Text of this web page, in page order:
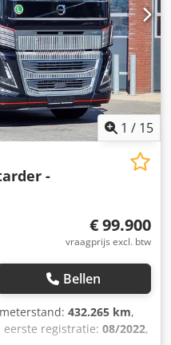
1 / 15
-
€ 99.900
vraagprijs excl. btw
Bellen
432.265 km,
eerste registratie: 08/2022,